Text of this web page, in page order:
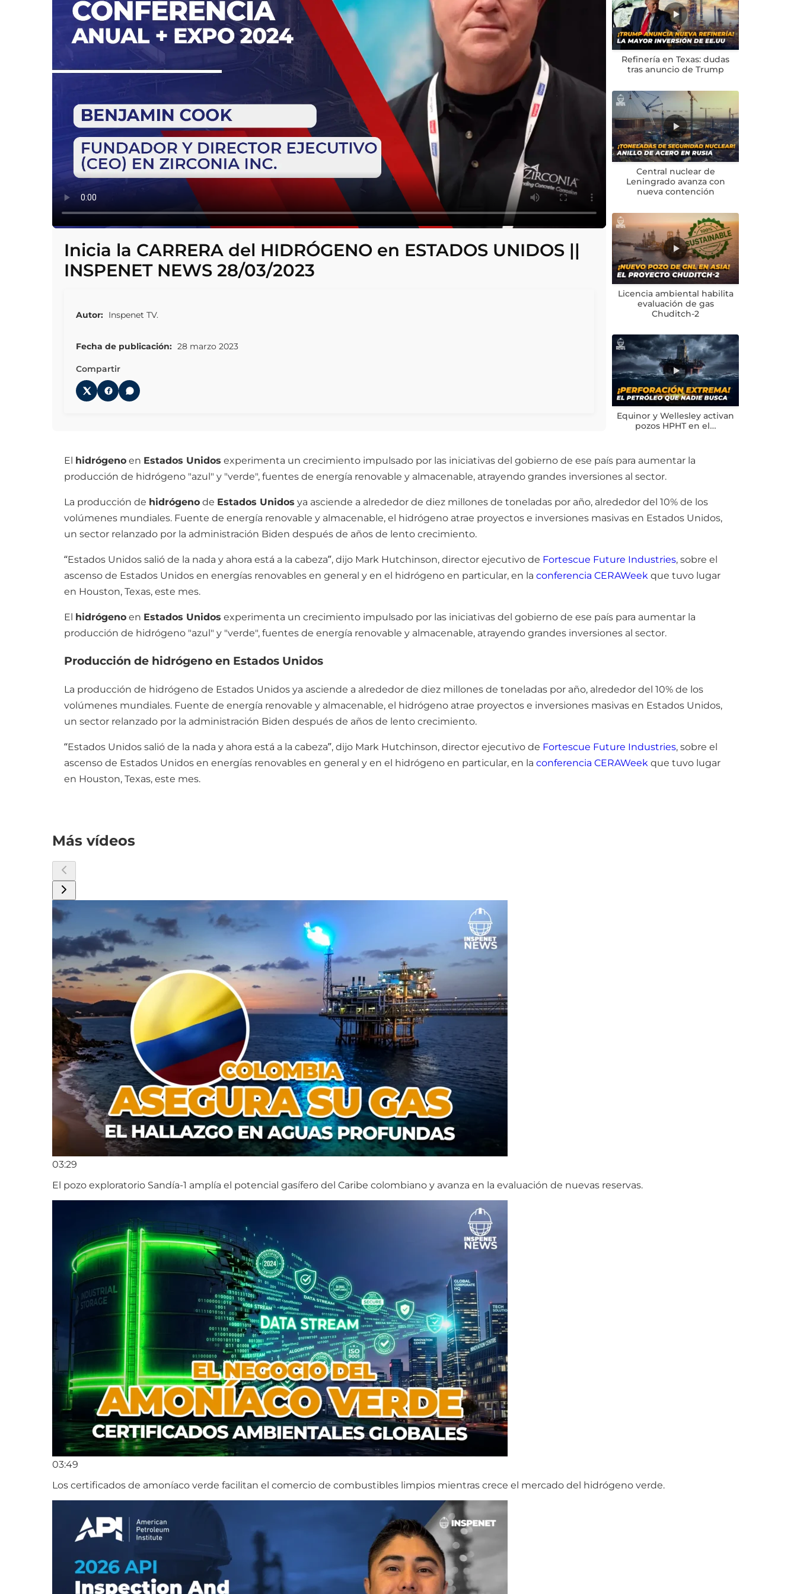
Inicia la CARRERA del HIDRÓGENO en ESTADOS UNIDOS ||
INSPENET NEWS 28/03/2023
Autor: Inspenet TV.
Fecha de publicación: 28 marzo 2023
Compartir
Refinería en Texas: dudas
tras anuncio de Trump
Central nuclear de
Leningrado avanza con
nueva contención
Licencia ambiental habilita
evaluación de gas
Chuditch-2
Equinor y Wellesley activan
pozos HPHT en el…
El hidrógeno en Estados Unidos experimenta un crecimiento impulsado por las iniciativas del gobierno de ese país para aumentar la
producción de hidrógeno "azul" y "verde", fuentes de energía renovable y almacenable, atrayendo grandes inversiones al sector.
La producción de hidrógeno de Estados Unidos ya asciende a alrededor de diez millones de toneladas por año, alrededor del 10% de los
volúmenes mundiales. Fuente de energía renovable y almacenable, el hidrógeno atrae proyectos e inversiones masivas en Estados Unidos,
un sector relanzado por la administración Biden después de años de lento crecimiento.
“Estados Unidos salió de la nada y ahora está a la cabeza”, dijo Mark Hutchinson, director ejecutivo de Fortescue Future Industries, sobre el
ascenso de Estados Unidos en energías renovables en general y en el hidrógeno en particular, en la conferencia CERAWeek que tuvo lugar
en Houston, Texas, este mes.
El hidrógeno en Estados Unidos experimenta un crecimiento impulsado por las iniciativas del gobierno de ese país para aumentar la
producción de hidrógeno "azul" y "verde", fuentes de energía renovable y almacenable, atrayendo grandes inversiones al sector.
Producción de hidrógeno en Estados Unidos
La producción de hidrógeno de Estados Unidos ya asciende a alrededor de diez millones de toneladas por año, alrededor del 10% de los
volúmenes mundiales. Fuente de energía renovable y almacenable, el hidrógeno atrae proyectos e inversiones masivas en Estados Unidos,
un sector relanzado por la administración Biden después de años de lento crecimiento.
“Estados Unidos salió de la nada y ahora está a la cabeza”, dijo Mark Hutchinson, director ejecutivo de Fortescue Future Industries, sobre el
ascenso de Estados Unidos en energías renovables en general y en el hidrógeno en particular, en la conferencia CERAWeek que tuvo lugar
en Houston, Texas, este mes.
Más vídeos
03:29
El pozo exploratorio Sandía-1 amplía el potencial gasífero del Caribe colombiano y avanza en la evaluación de nuevas reservas.
03:49
Los certificados de amoníaco verde facilitan el comercio de combustibles limpios mientras crece el mercado del hidrógeno verde.